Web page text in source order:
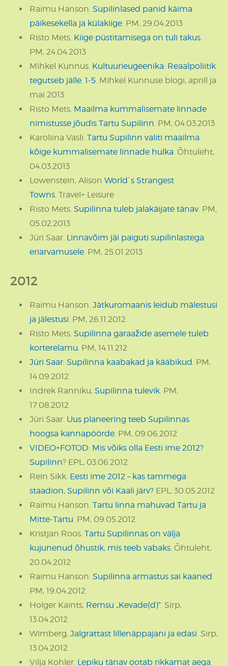
Raimu Hanson. Supilinlased panid käima
päikesekella ja külakiige. PM, 29.04.2013
Risto Mets. Kiige püstitamisega on tuli takus.
PM, 24.04.2013
Mihkel Kunnus. Kultuurieugeenika: Reaalpoliitik
tegutseb jälle. 1-5. Mihkel Kunnuse blogi, aprill ja
mai 2013
Risto Mets. Maailma kummalisemate linnade
nimistusse jõudis Tartu Supilinn. PM, 04.03.2013
Karoliina Vasli. Tartu Supilinn valiti maailma
kõige kummalisemate linnade hulka. Õhtuleht,
04.03.2013
Lowenstein, Alison World´s Strangest
Towns. Travel+ Leisure
Risto Mets. Supilinna tuleb jalakäijate tänav. PM,
05.02.2013
Jüri Saar. Linnavõim jäi paiguti supilinlastega
eriarvamusele. PM, 25.01.2013
2012
Raimu Hanson. Jätkuromaanis leidub mälestusi
ja jälestusi. PM, 26.11.2012
Risto Mets. Supilinna garaažide asemele tuleb
korterelamu. PM, 14.11.212
Jüri Saar: Supilinna kaabakad ja kääbikud. PM,
14.09.2012
Indrek Ranniku, Supilinna tulevik. PM,
17.08.2012
Jüri Saar. Uus planeering teeb Supilinnas
hoogsa kannapöörde. PM, 09.06.2012
VIDEO+FOTOD: Mis võiks olla Eesti ime 2012?
Supilinn? EPL, 03.06.2012
Rein Sikk. Eesti ime 2012 – kas tammega
staadion, Supilinn või Kaali järv? EPL, 30.05.2012
Raimu Hanson. Tartu linna mahuvad Tartu ja
Mitte-Tartu. PM, 09.05.2012
Kristjan Roos. Tartu Supilinnas on välja
kujunenud õhustik, mis teeb vabaks. Õhtuleht,
20.04.2012
Raimu Hanson. Supilinna armastus sai kaaned.
PM, 19.04.2012
Holger Kaints, Remsu „Kevade(d)”. Sirp,
13.04.2012
Wimberg, Jalgrattast lillenäppajani ja edasi. Sirp,
13.04.2012
Vilja Kohler. Lepiku tänav ootab rikkamat aega.